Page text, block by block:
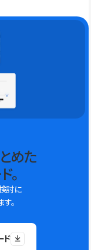
めた
。
討に
。
ド